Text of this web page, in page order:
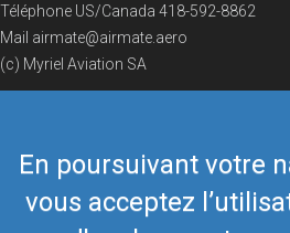
En poursuivant votre
vous acceptez
Téléphone US/Canada 418-592-8862
Mail airmate@airmate.aero
(c) Myriel Aviation SA
© 2019 Airmate - Conditions d'utilisation - Vie